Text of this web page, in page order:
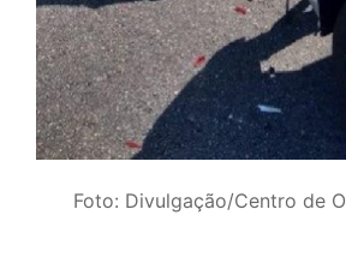
Foto: Divulgação/Centro de